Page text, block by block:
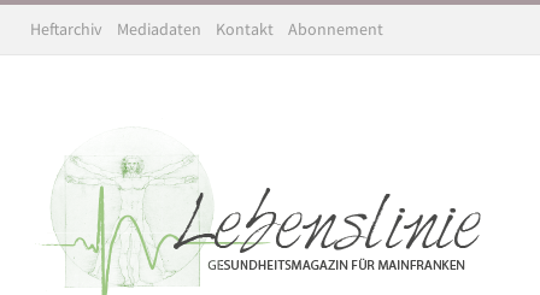
Heftarchiv Mediadaten Kontakt Abonnement